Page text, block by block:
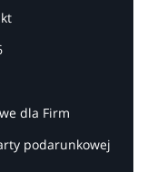
dla Firm
podarunkowej